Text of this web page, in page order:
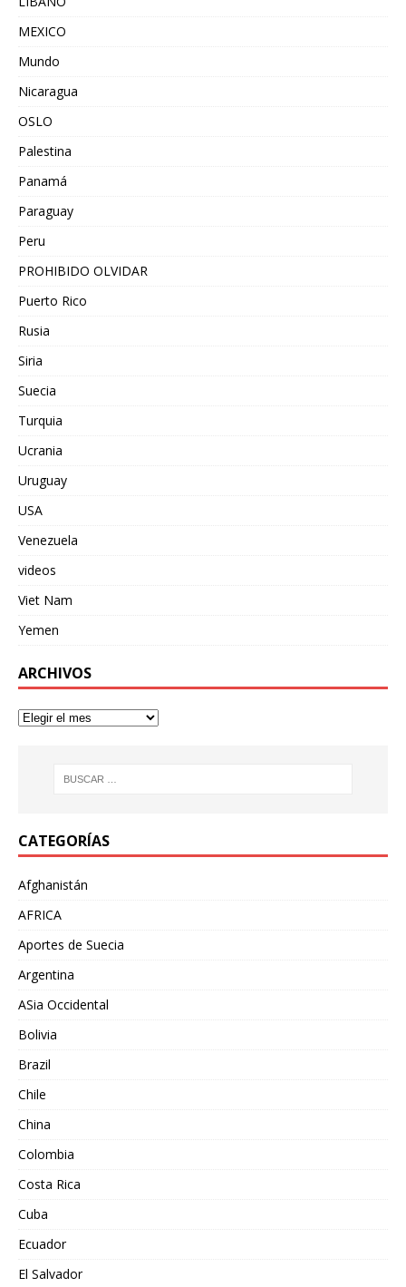
MEXICO
Mundo
Nicaragua
OSLO
Palestina
Panamá
Paraguay
Peru
PROHIBIDO OLVIDAR
Puerto Rico
Rusia
Siria
Suecia
Turquia
Ucrania
Uruguay
USA
Venezuela
videos
Viet Nam
Yemen
ARCHIVOS
CATEGORÍAS
Afghanistán
AFRICA
Aportes de Suecia
Argentina
ASia Occidental
Bolivia
Brazil
Chile
China
Colombia
Costa Rica
Cuba
Ecuador
El Salvador